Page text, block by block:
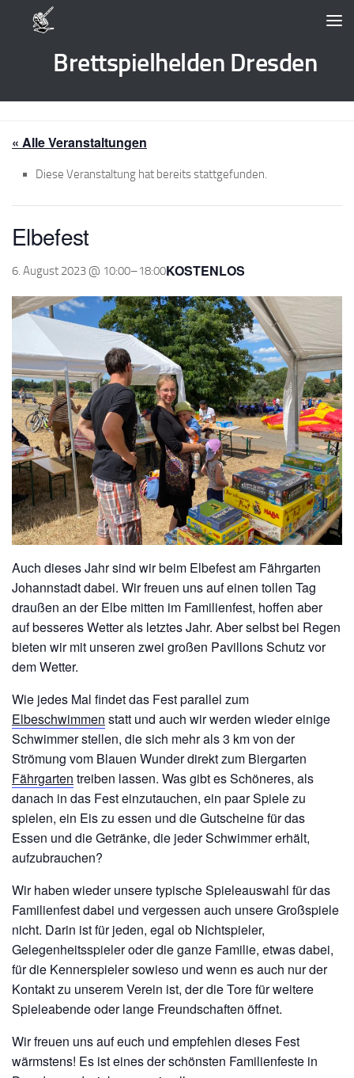
Zum Inhalt springen
Brettspielhelden Dresden
« Alle Veranstaltungen
Diese Veranstaltung hat bereits stattgefunden.
Elbefest
6. August 2023 @ 10:00–18:00KOSTENLOS
Auch dieses Jahr sind wir beim Elbefest am Fährgarten
Johannstadt dabei. Wir freuen uns auf einen tollen Tag
draußen an der Elbe mitten im Familienfest, hoffen aber
auf besseres Wetter als letztes Jahr. Aber selbst bei Regen
bieten wir mit unseren zwei großen Pavillons Schutz vor
dem Wetter.
Wie jedes Mal findet das Fest parallel zum
Elbeschwimmen statt und auch wir werden wieder einige
Schwimmer stellen, die sich mehr als 3 km von der
Strömung vom Blauen Wunder direkt zum Biergarten
Fährgarten treiben lassen. Was gibt es Schöneres, als
danach in das Fest einzutauchen, ein paar Spiele zu
spielen, ein Eis zu essen und die Gutscheine für das
Essen und die Getränke, die jeder Schwimmer erhält,
aufzubrauchen?
Wir haben wieder unsere typische Spieleauswahl für das
Familienfest dabei und vergessen auch unsere Großspiele
nicht. Darin ist für jeden, egal ob Nichtspieler,
Gelegenheitsspieler oder die ganze Familie, etwas dabei,
für die Kennerspieler sowieso und wenn es auch nur der
Kontakt zu unserem Verein ist, der die Tore für weitere
Spieleabende oder lange Freundschaften öffnet.
Wir freuen uns auf euch und empfehlen dieses Fest
wärmstens! Es ist eines der schönsten Familienfeste in